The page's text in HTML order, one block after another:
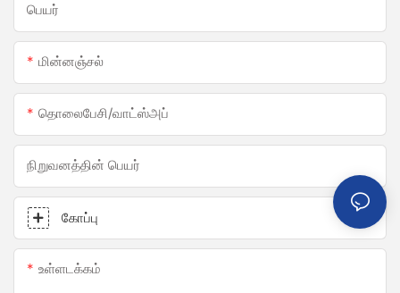
பெயர்
மின்னஞ்சல்
தொலைபேசி/வாட்ஸ்அப்
நிறுவனத்தின் பெயர்
கோப்பு
உள்ளடக்கம்